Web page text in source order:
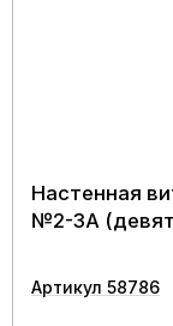
Настенная
№2-3А
Артикул 58786